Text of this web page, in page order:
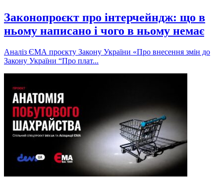
Законопроєкт про інтерчейндж: що в
ньому написано і чого в ньому немає
Аналіз ЄМА проєкту Закону України «Про внесення змін до
Закону України “Про плат...